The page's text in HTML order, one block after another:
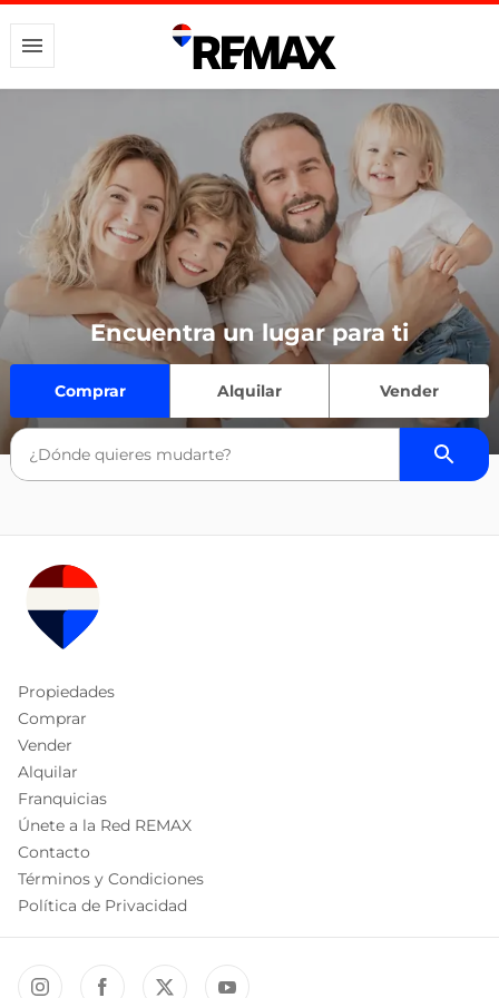
Encuentra un lugar para ti
Comprar Alquilar Vender
Propiedades
Comprar
Vender
Alquilar
Franquicias
Únete a la Red REMAX
Contacto
Términos y Condiciones
Política de Privacidad